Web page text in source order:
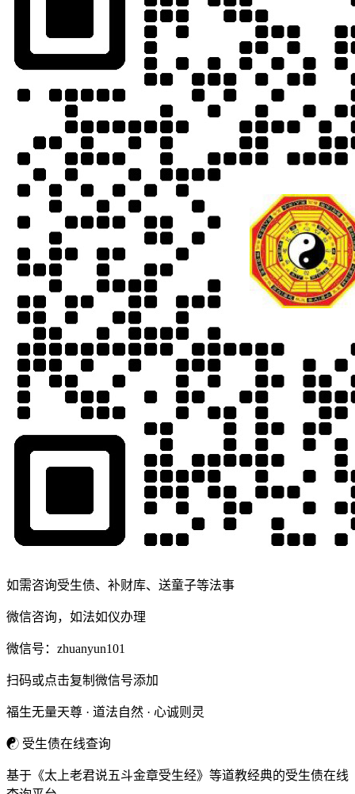
如需咨询受生债、补财库、送童子等法事
微信咨询，如法如仪办理
微信号： zhuanyun101
扫码或点击复制微信号添加
福生无量天尊 · 道法自然 · 心诚则灵
☯ 受生债在线查询
基于《太上老君说五斗金章受生经》等道教经典的受生债在线